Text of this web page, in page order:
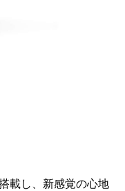
載し、新感覚の心地